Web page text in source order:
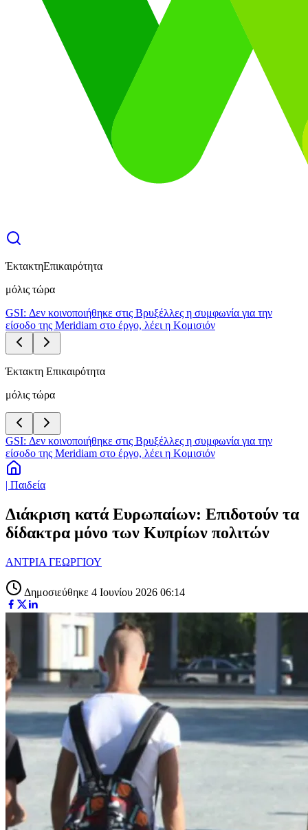
ΈκτακτηΕπικαιρότητα
μόλις τώρα
GSI: Δεν κοινοποιήθηκε στις Βρυξέλλες η συμφωνία για την
είσοδο της Meridiam στο έργο, λέει η Κομισιόν
Έκτακτη Επικαιρότητα
μόλις τώρα
GSI: Δεν κοινοποιήθηκε στις Βρυξέλλες η συμφωνία για την
είσοδο της Meridiam στο έργο, λέει η Κομισιόν
| Παιδεία
Διάκριση κατά Ευρωπαίων: Επιδοτούν τα
δίδακτρα μόνο των Κυπρίων πολιτών
ΑΝΤΡΙΑ ΓΕΩΡΓΙΟΥ
Δημοσιεύθηκε 4 Ιουνίου 2026 06:14